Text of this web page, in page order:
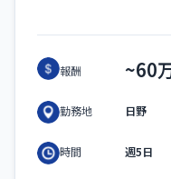
報酬 ~60
勤務地 日野
時間 週5日